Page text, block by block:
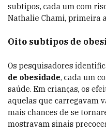
subtipos, cada um com
Nathalie Chami, primeira
Oito subtipos de
Os pesquisadores
de obesidade, cada um
saúde. Em crianças, os
aquelas que carregavam
mais chances de se
mostravam sinais